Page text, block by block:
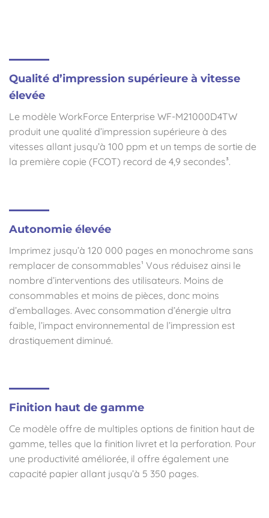
Qualité d’impression supérieure à vitesse
élevée
Le modèle WorkForce Enterprise WF-M21000D4TW
produit une qualité d’impression supérieure à des
vitesses allant jusqu’à 100 ppm et un temps de sortie de
la première copie (FCOT) record de 4,9 secondes³.
Autonomie élevée
Imprimez jusqu’à 120 000 pages en monochrome sans
remplacer de consommables¹ Vous réduisez ainsi le
nombre d’interventions des utilisateurs. Moins de
consommables et moins de pièces, donc moins
d’emballages. Avec consommation d’énergie ultra
faible, l’impact environnemental de l’impression est
drastiquement diminué.
Finition haut de gamme
Ce modèle offre de multiples options de finition haut de
gamme, telles que la finition livret et la perforation. Pour
une productivité améliorée, il offre également une
capacité papier allant jusqu’à 5 350 pages.